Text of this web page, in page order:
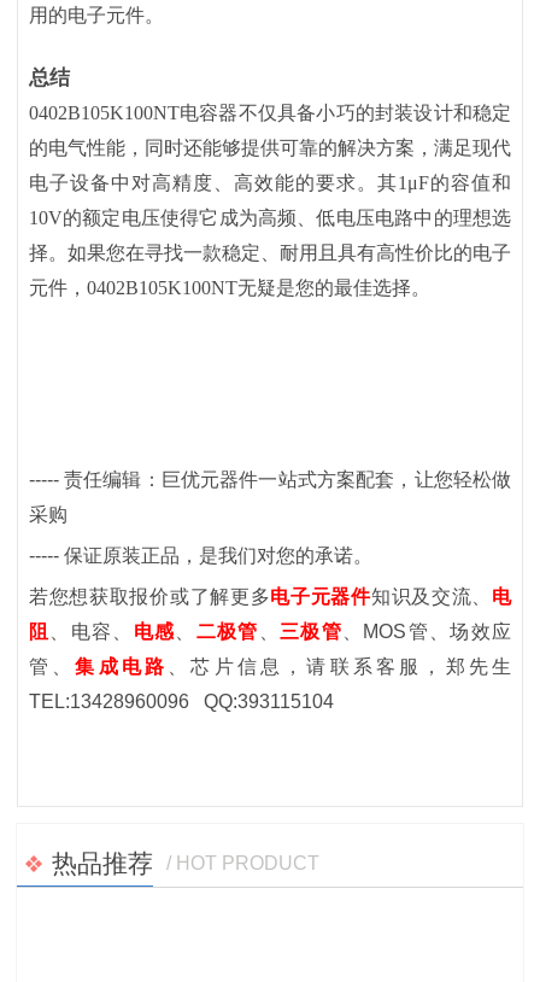
用的电子元件。
总结
0402B105K100NT电容器不仅具备小巧的封装设计和稳定
的电气性能，同时还能够提供可靠的解决方案，满足现代
电子设备中对高精度、高效能的要求。其1μF的容值和
10V的额定电压使得它成为高频、低电压电路中的理想选
择。如果您在寻找一款稳定、耐用且具有高性价比的电子
元件，0402B105K100NT无疑是您的最佳选择。
-----责任编辑：巨优元器件一站式方案配套，让您轻松做
采购
----- 保证原装正品，是我们对您的承诺。
若您想获取报价或了解更多电子元器件知识及交流、 电
阻
、电容、 电感 二极管 三极管 MOS管、场效应
管
、集成电路 、芯片信息，请联系客服
，郑先生
TEL:13428960096 QQ:393115104
热品推荐 / HOT PRODUCT